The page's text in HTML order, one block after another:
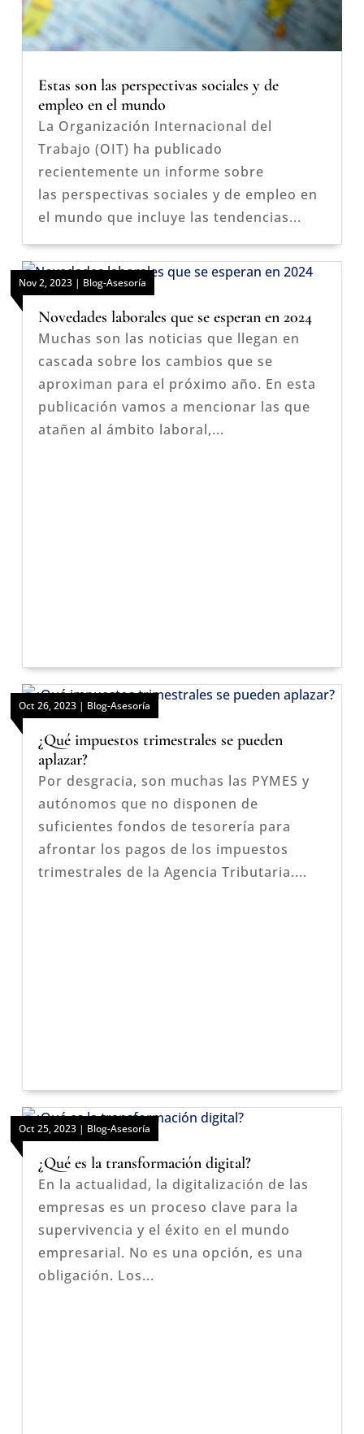
Estas son las perspectivas sociales y de
empleo en el mundo
La Organización Internacional del
Trabajo (OIT) ha publicado
recientemente un informe sobre
las perspectivas sociales y de empleo en
el mundo que incluye las tendencias...
Novedades laborales que se esperan en 2024
Nov 2, 2023| Blog-Asesoría
Muchas son las noticias que llegan en
cascada sobre los cambios que se
aproximan para el próximo año. En esta
publicación vamos a mencionar las que
atañen al ámbito laboral,...
¿Qué impuestos trimestrales se pueden
aplazar?
Oct 26, 2023| Blog-Asesoría
Por desgracia, son muchas las PYMES y
autónomos que no disponen de
suficientes fondos de tesorería para
afrontar los pagos de los impuestos
trimestrales de la Agencia Tributaria....
¿Qué es la transformación digital?
Oct 25, 2023| Blog-Asesoría
En la actualidad, la digitalización de las
empresas es un proceso clave para la
supervivencia y el éxito en el mundo
empresarial. No es una opción, es una
obligación. Los...